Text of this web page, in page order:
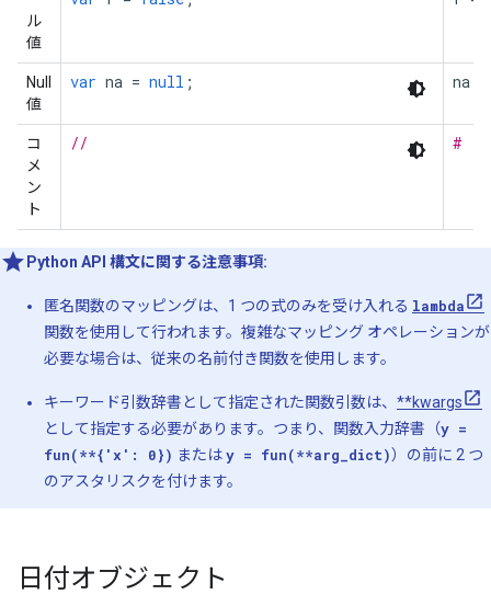
ル
値
Null
値
var na = null ; na
コ
メ
ン
ト
// #
Python API 構文に関する注意事項:
匿名関数のマッピングは、1 つの式のみを受け入れる lambda
関数を使用して行われます。複雑なマッピング オペレーションが
必要な場合は、従来の名前付き関数を使用します。
キーワード引数辞書として指定された関数引数は、 **kwargs
として指定する必要があります。つまり、関数入力辞書（y =
fun(**{'x': 0}) またはy = fun(**arg_dict)）の前に 2 つ
のアスタリスクを付けます。
日付オブジェクト